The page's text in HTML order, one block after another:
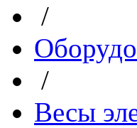
/
/
Весы